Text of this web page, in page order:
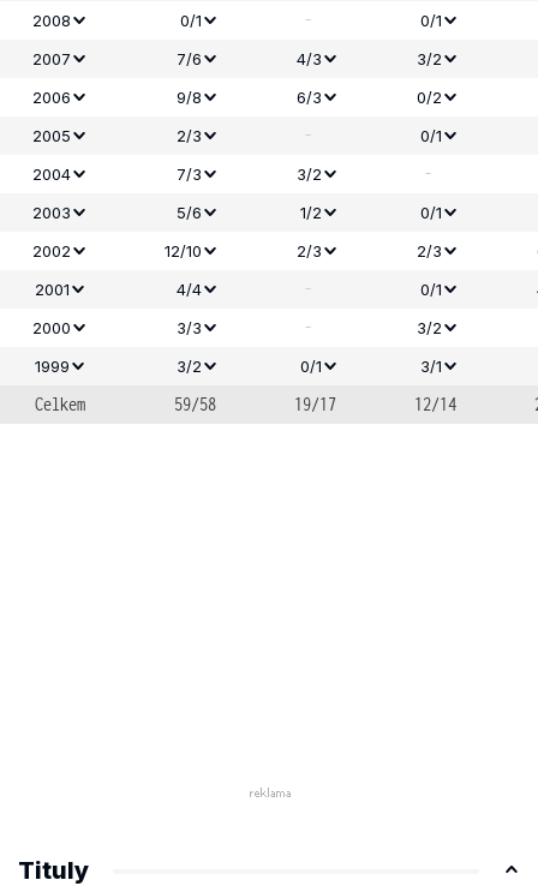
2008 0/1 -
0/1
2007
7/6 4/3
3/2
2006
9/8 6/3 0/2
2005
2/3 - 0/1
2004
7/3 3/2 -
2003 5/6 1/2 0/1
2002
12/10 2/3 2/3
2001
4/4 - 0/1
2000
3/3 -
3/2
1999
3/2 0/1 3/1
Celkem 59/58 19/17 12/14
Tituly